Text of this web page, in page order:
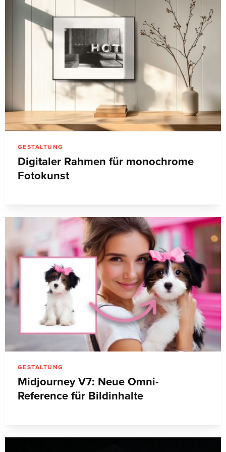
GESTALTUNG
Digitaler Rahmen für monochrome
Fotokunst
GESTALTUNG
Midjourney V7: Neue Omni-
Reference für Bildinhalte